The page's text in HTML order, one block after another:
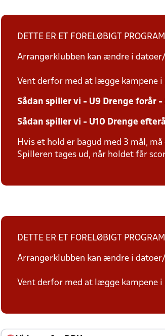
DETTE ER ET FORELØBIGT
Arrangørklubben kan ændre i
Vent derfor med at lægge kampene
Sådan spiller vi - U9 Drenge forår
Sådan spiller vi - U10 Drenge
Hvis et hold er bagud med 3 mål,
Spilleren tages ud, når holdet får
DETTE ER ET FORELØBIGT
Arrangørklubben kan ændre i
Vent derfor med at lægge kampene